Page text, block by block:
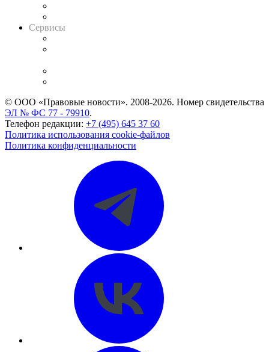
Сервисы
© ООО «Правовые новости». 2008-2026. Номер свидетельства
ЭЛ № ФС 77 - 79910.
Телефон редакции: +7 (495) 645 37 60
Политика использования cookie-файлов
Политика конфиденциальности